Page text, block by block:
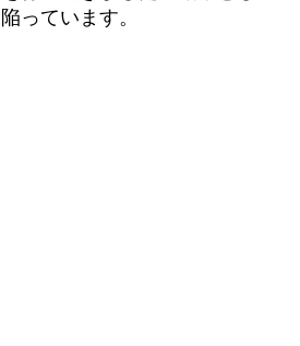
っています。